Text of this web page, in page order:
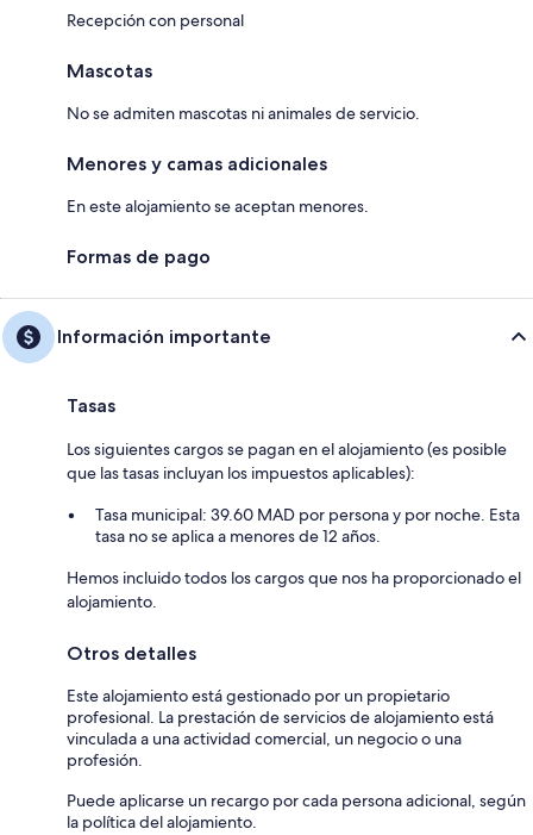
Recepción con personal
Mascotas
No se admiten mascotas ni animales de servicio.
Menores y camas adicionales
En este alojamiento se aceptan menores.
Formas de pago
Información importante
Tasas
Los siguientes cargos se pagan en el alojamiento (es posible
que las tasas incluyan los impuestos aplicables):
Tasa municipal: 39.60 MAD por persona y por noche. Esta
tasa no se aplica a menores de 12 años.
Hemos incluido todos los cargos que nos ha proporcionado el
alojamiento.
Otros detalles
Este alojamiento está gestionado por un propietario
profesional. La prestación de servicios de alojamiento está
vinculada a una actividad comercial, un negocio o una
profesión.
Puede aplicarse un recargo por cada persona adicional, según
la política del alojamiento.